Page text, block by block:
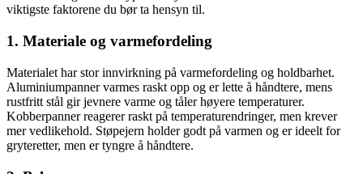
viktigste faktorene du bør ta hensyn til.
1. Materiale og varmefordeling
Materialet har stor innvirkning på varmefordeling og holdbarhet.
Aluminiumpanner varmes raskt opp og er lette å håndtere, mens
rustfritt stål gir jevnere varme og tåler høyere temperaturer.
Kobberpanner reagerer raskt på temperaturendringer, men krever
mer vedlikehold. Støpejern holder godt på varmen og er ideelt for
gryteretter, men er tyngre å håndtere.